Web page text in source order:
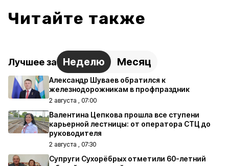
Читайте также
Лучшее за Неделю Месяц
Александр Шуваев обратился к
железнодорожникам в профпраздник
2 августа , 07:00
Валентина Цепкова прошла все ступени
карьерной лестницы: от оператора СТЦ до
руководителя
2 августа , 07:30
Супруги Сухорёбрых отметили 60-летний